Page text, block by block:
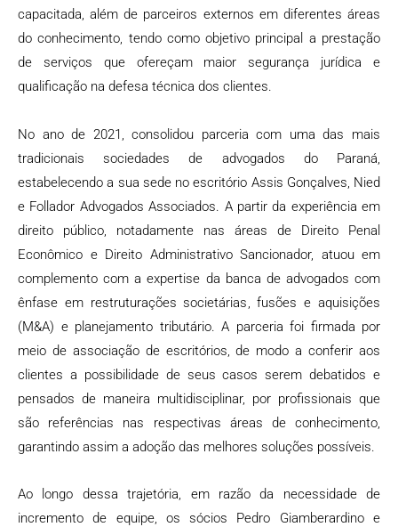
capacitada, além de parceiros externos em diferentes áreas
do conhecimento, tendo como objetivo principal a prestação
de serviços que ofereçam maior segurança jurídica e
qualificação na defesa técnica dos clientes.
No ano de 2021, consolidou parceria com uma das mais
tradicionais sociedades de advogados do Paraná,
estabelecendo a sua sede no escritório Assis Gonçalves, Nied
e Follador Advogados Associados. A partir da experiência em
direito público, notadamente nas áreas de Direito Penal
Econômico e Direito Administrativo Sancionador, atuou em
complemento com a expertise da banca de advogados com
ênfase em restruturações societárias, fusões e aquisições
(M&A) e planejamento tributário. A parceria foi firmada por
meio de associação de escritórios, de modo a conferir aos
clientes a possibilidade de seus casos serem debatidos e
pensados de maneira multidisciplinar, por profissionais que
são referências nas respectivas áreas de conhecimento,
garantindo assim a adoção das melhores soluções possíveis.
Ao longo dessa trajetória, em razão da necessidade de
incremento de equipe, os sócios Pedro Giamberardino e